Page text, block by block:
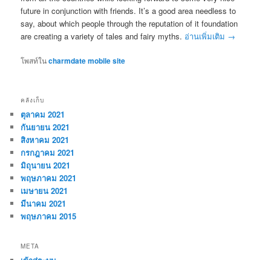
future in conjunction with friends. It’s a good area needless to
say, about which people through the reputation of it foundation
are creating a variety of tales and fairy myths. อ่านเพิ่มเติม →
โพสท์ในcharmdate mobile site
คลังเก็บ
ตุลาคม 2021
กันยายน 2021
สิงหาคม 2021
กรกฎาคม 2021
มิถุนายน 2021
พฤษภาคม 2021
เมษายน 2021
มีนาคม 2021
พฤษภาคม 2015
META